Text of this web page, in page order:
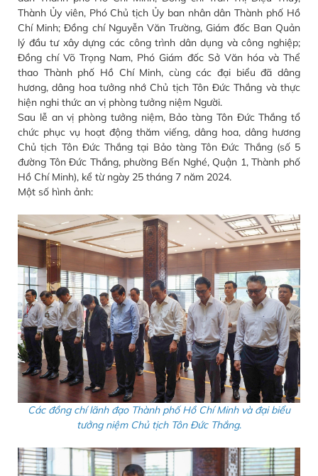
Thành Ủy viên, Phó Chủ tịch Ủy ban nhân dân Thành phố Hồ
Chí Minh; Đồng chí Nguyễn Văn Trường, Giám đốc Ban Quản
lý đầu tư xây dựng các công trình dân dụng và công nghiệp;
Đồng chí Võ Trọng Nam, Phó Giám đốc Sở Văn hóa và Thể
thao Thành phố Hồ Chí Minh, cùng các đại biểu đã dâng
hương, dâng hoa tưởng nhớ Chủ tịch Tôn Đức Thắng và thực
hiện nghi thức an vị phòng tưởng niệm Người.
Sau lễ an vị phòng tưởng niệm, Bảo tàng Tôn Đức Thắng tổ
chức phục vụ hoạt động thăm viếng, dâng hoa, dâng hương
Chủ tịch Tôn Đức Thắng tại Bảo tàng Tôn Đức Thắng (số 5
đường Tôn Đức Thắng, phường Bến Nghé, Quận 1, Thành phố
Hồ Chí Minh), kể từ ngày 25 tháng 7 năm 2024.
Một số hình ảnh:
Các đồng chí lãnh đạo Thành phố Hồ Chí Minh và đại biểu
tưởng niệm Chủ tịch Tôn Đức Thắng.